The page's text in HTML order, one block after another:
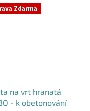
nebo do míst...
Zdarma
na vrt hranatá
- k obetonování